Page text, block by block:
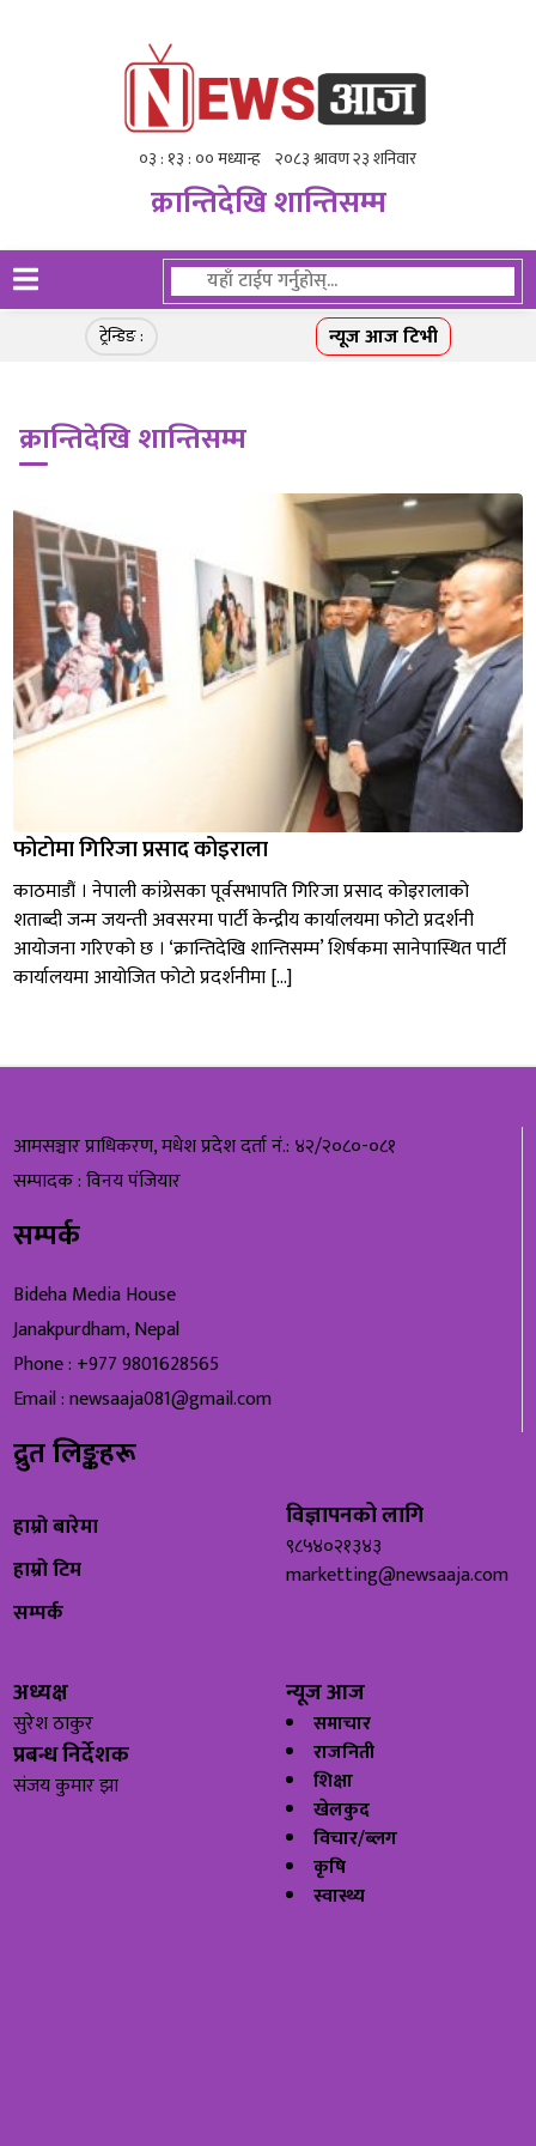
क्रान्तिदेखि शान्तिसम्म
ट्रेन्डिङ : न्यूज आज टिभी
क्रान्तिदेखि शान्तिसम्म
फोटोमा गिरिजा प्रसाद कोइराला
काठमाडौं । नेपाली कांग्रेसका पूर्वसभापति गिरिजा प्रसाद कोइरालाको
शताब्दी जन्म जयन्ती अवसरमा पार्टी केन्द्रीय कार्यालयमा फोटो प्रदर्शनी
आयोजना गरिएको छ । ‘क्रान्तिदेखि शान्तिसम्म’ शिर्षकमा सानेपास्थित पार्टी
कार्यालयमा आयोजित फोटो प्रदर्शनीमा […]
आमसञ्चार प्राधिकरण, मधेश प्रदेश दर्ता नं.: ४२/२०८०-०८१
सम्पादक : विनय पंजियार
सम्पर्क
Bideha Media House
Janakpurdham, Nepal
Phone : +977 9801628565
Email : newsaaja081@gmail.com
द्रुत लिङ्कहरू
हाम्रो बारेमा
हाम्रो टिम
सम्पर्क
विज्ञापनको लागि
९८५४०२१३४३
marketting@newsaaja.com
अध्यक्ष
सुरेश ठाकुर
प्रबन्ध निर्देशक
संजय कुमार झा
न्यूज आज
समाचार
राजनिती
शिक्षा
खेलकुद
विचार/ब्लग
कृषि
स्वास्थ्य